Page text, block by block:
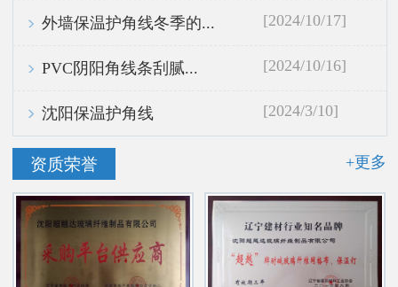
[2024/10/17]
外墙保温护角线冬季的...
[2024/10/16]
PVC阴阳角线条刮腻...
[2024/3/10]
沈阳保温护角线
资质荣誉 +更多